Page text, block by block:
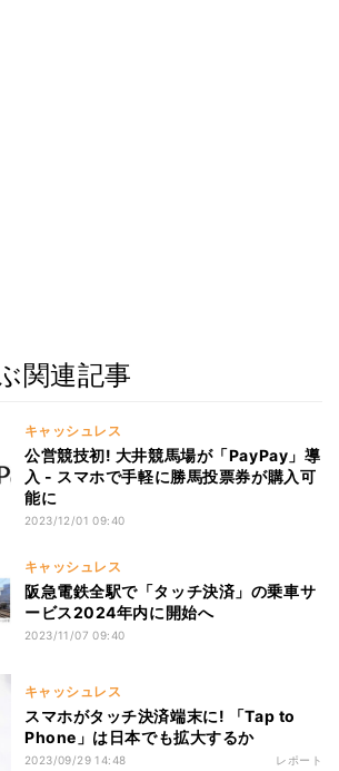
関連記事
キャッシュレス
公営競技初! 大井競馬場が「PayPay」導
入 - スマホで手軽に勝馬投票券が購入可
能に
2023/12/01 09:40
キャッシュレス
阪急電鉄全駅で「タッチ決済」の乗車サ
ービス2024年内に開始へ
2023/11/07 09:40
キャッシュレス
スマホがタッチ決済端末に! 「Tap to
Phone」は日本でも拡大するか
2023/09/29 14:48 レポート